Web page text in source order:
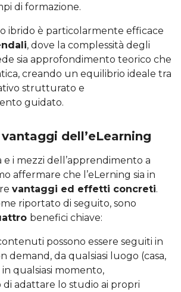
di formazione.
ibrido è particolarmente efficace
, dove la complessità degli
sia approfondimento teorico che
creando un equilibrio ideale tra
strutturato e
guidato.
dell’eLearning
e i mezzi dell’apprendimento a
affermare che l’eLerning sia in
vantaggi ed effetti concreti.
riportato di seguito, sono
benefici chiave:
possono essere seguiti in
demand, da qualsiasi luogo (casa,
in qualsiasi momento,
adattare lo studio ai propri